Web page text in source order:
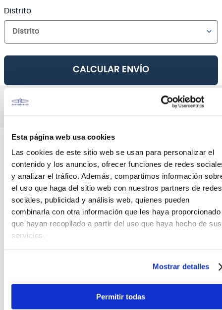
Esta página web usa cookies
Las cookies de este sitio web se usan para personalizar el
contenido y los anuncios, ofrecer funciones de redes
y analizar el tráfico. Además, compartimos información
el uso que haga del sitio web con nuestros partners de redes
sociales, publicidad y análisis web, quienes pueden
combinarla con otra información que les haya proporcionado
que hayan recopilado a partir del uso que haya hecho de sus
servicios.
Mostrar detalles
Permitir todas
Distrito
Distrito
CALCULAR ENVÍO
Canales de venta y asesoría
Teléfono
+51 977 624 112
CARACTERÍSTICAS DEL PRODUCTO
confort al momento de tocar.